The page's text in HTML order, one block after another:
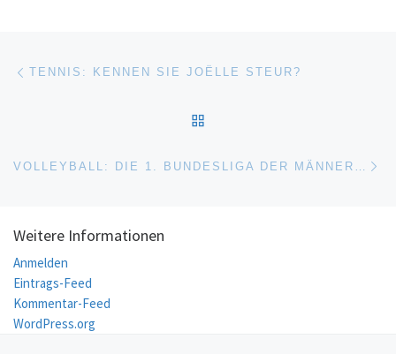
Beitragsnavigation
TENNIS: KENNEN SIE JOËLLE STEUR?
Weitere Informationen
Anmelden
Eintrags-Feed
Kommentar-Feed
WordPress.org